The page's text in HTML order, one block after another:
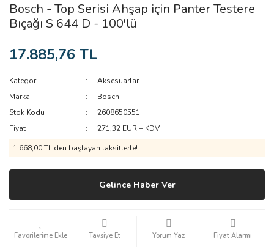
Bosch - Top Serisi Ahşap için Panter Testere
Bıçağı S 644 D - 100'lü
17.885,76 TL
Kategori
Aksesuarlar
Marka
Bosch
Stok Kodu
2608650551
Fiyat
271,32 EUR + KDV
1.668,00 TL den başlayan taksitlerle!
Gelince Haber Ver
Tavsiye Et Yorum Yaz Fiyat Alarmı